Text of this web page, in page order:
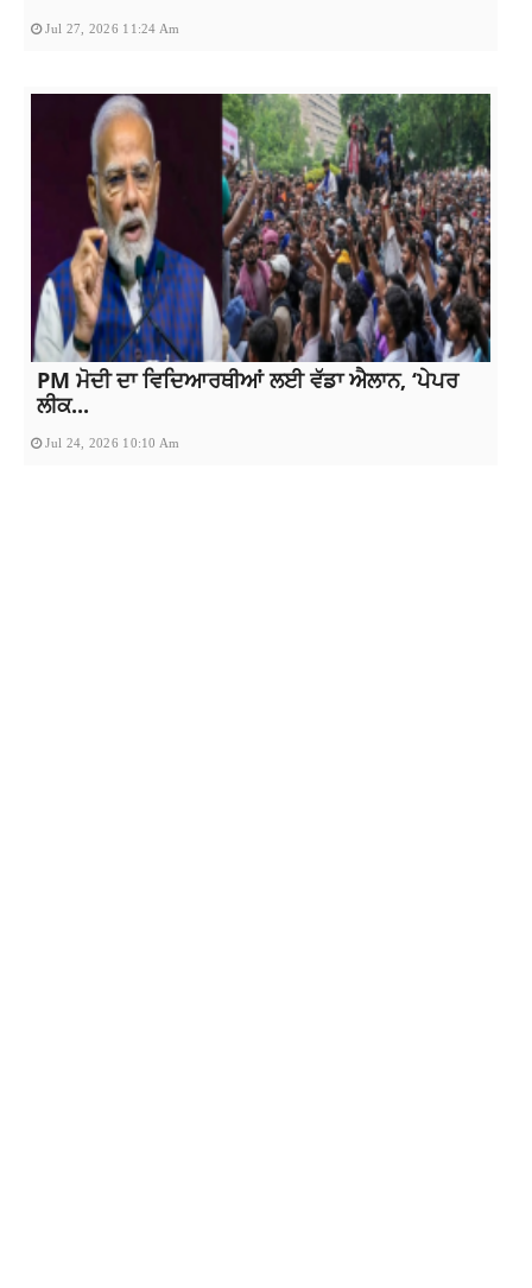
Jul 27, 2026 11:24 Am
PM ਮੋਦੀ ਦਾ ਵਿਦਿਆਰਥੀਆਂ ਲਈ ਵੱਡਾ ਐਲਾਨ, ‘ਪੇਪਰ
ਲੀਕ...
Jul 24, 2026 10:10 Am